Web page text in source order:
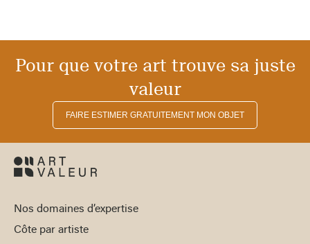
Pour que votre art trouve sa juste
valeur
FAIRE ESTIMER GRATUITEMENT MON OBJET
Nos domaines d’expertise
Côte par artiste